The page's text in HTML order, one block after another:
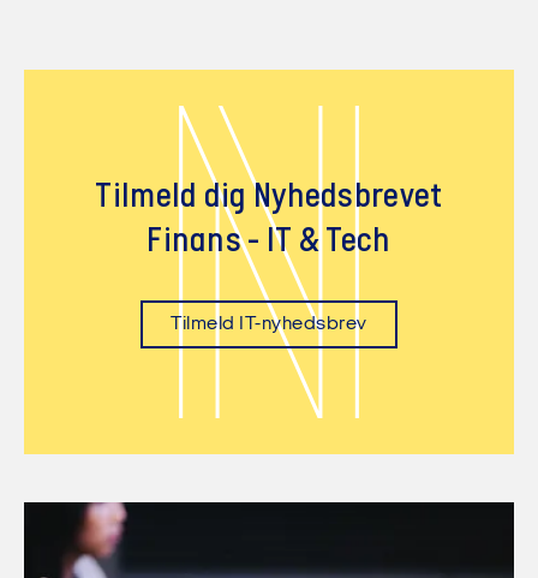
N
Tilmeld dig Nyhedsbrevet
Finans - IT & Tech
Tilmeld IT-nyhedsbrev